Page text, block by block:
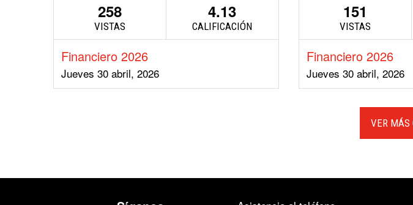
258
VISTAS
4.13
CALIFICACIÓN
Financiero 2026
Jueves 30 abril, 2026
151
VISTAS
Financiero 2026
Jueves 30 abril, 2026
VER MÁS